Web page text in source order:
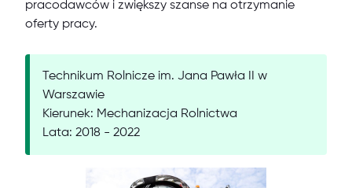
pracodawców i zwiększy szanse na otrzymanie
oferty pracy.
Technikum Rolnicze im. Jana Pawła II w
Warszawie
Kierunek: Mechanizacja Rolnictwa
Lata: 2018 - 2022